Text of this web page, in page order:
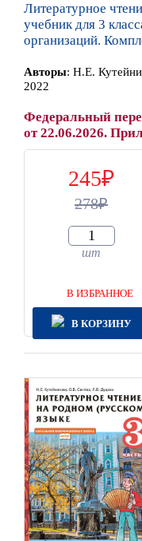
Литературное
учебник для 3
организаций.
Авторы: Н.Е.
2022
Федеральный
от 22.06.2026.
245
278
шт
В ИЗБРАННОЕ
В КОРЗИНУ